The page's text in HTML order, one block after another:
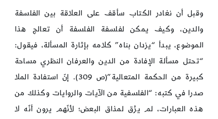
وقبل أن نغادر الكتاب سأقف على العلاقة بين الفلسفة
والدين، وكيف يمكن لفلسفة الفلسفة أن تعالج هذا
الموضوع، يبدأ “يزدان بناه” كلامه بإثارة المسألة، فيقول:
“تحتل مسألة الإفادة من الدين والعرفان النظري مساحة
كبيرة من الحكمة المتعالية”(ص 309). إنّ استفادة الملا
صدرا في كتبه: “الفلسفية من الآيات والروايات وكذلك من
هذه العبارات، لم يرُق لمذاق البعض؛ لأنّهم يرون أنّه لا